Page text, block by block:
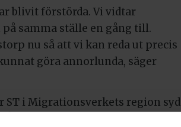
blivit förstörda. Vi vidtar
samma ställe en gång till.
nu så att vi kan reda ut precis
göra annorlunda, säger
ST i Migrationsverkets region syd